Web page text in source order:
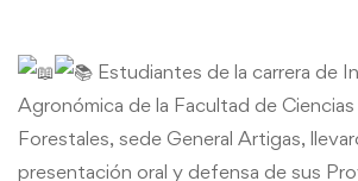
de
Carrera
Estudiantes de la carrera de
Agronómica de la Facultad de
Forestales, sede General Artigas,
presentación oral y defensa de sus